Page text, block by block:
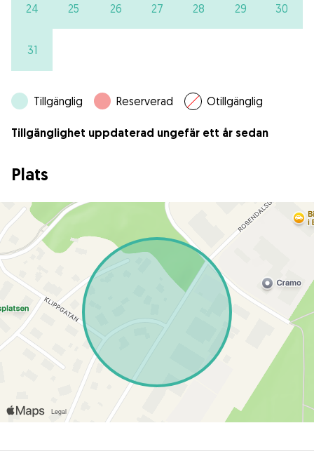
24 25 26 27 28 29 30
31
Tillgänglig Reserverad Otillgänglig
Tillgänglighet uppdaterad ungefär ett år sedan
Plats